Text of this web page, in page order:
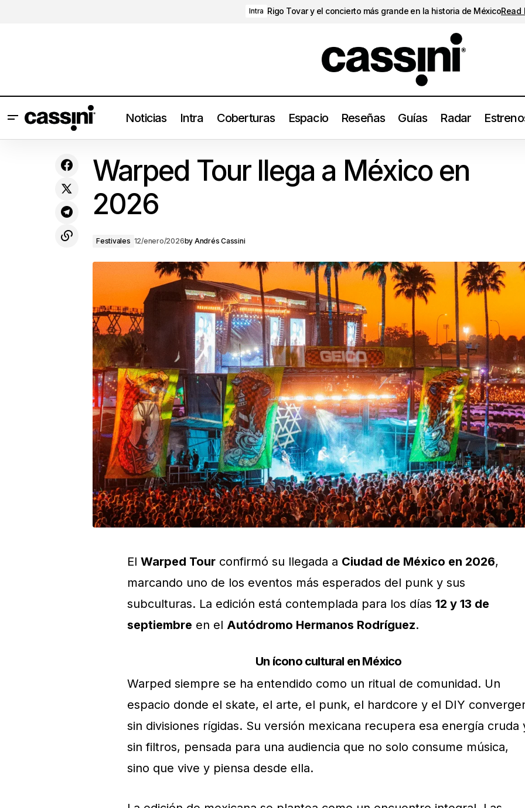
Intra Rigo Tovar y el concierto más grande en la historia de MéxicoRead
Noticias Intra Coberturas Espacio Reseñas Guías Radar
Taking Back Sunday, Drain, The
Bouncing Souls y más
Warped Tour llega a México en 2026
Warped Tour llega a México en
2026
Festivales 12/enero/2026by Andrés Cassini
El Warped Tour confirmó su llegada a Ciudad de México en 2026,
marcando uno de los eventos más esperados del punk y sus
subculturas. La edición está contemplada para los días 12 y 13 de
septiembre en el Autódromo Hermanos Rodríguez.
Un ícono cultural en México
Warped siempre se ha entendido como un ritual de comunidad. Un
espacio donde el skate, el arte, el punk, el hardcore y el DIY
sin divisiones rígidas. Su versión mexicana recupera esa energía cruda
sin filtros, pensada para una audiencia que no solo consume música,
sino que vive y piensa desde ella.